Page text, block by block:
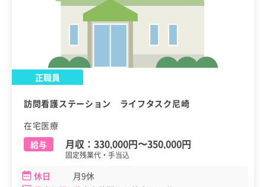
正職員
訪問看護ステーション ライフタスク尼崎
在宅医療
給与
月収： 330,000円〜350,000円
固定残業代・手当込
休日
月9休